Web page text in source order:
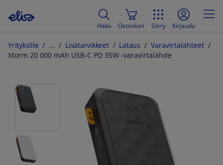
Haku Ostoskori Siirry Kirjaudu
Yrityksille Lisätarvikkeet Lataus
Varavirtalähteet
Xtorm 20 000 mAh USB-C PD 35W -varavirtalähde